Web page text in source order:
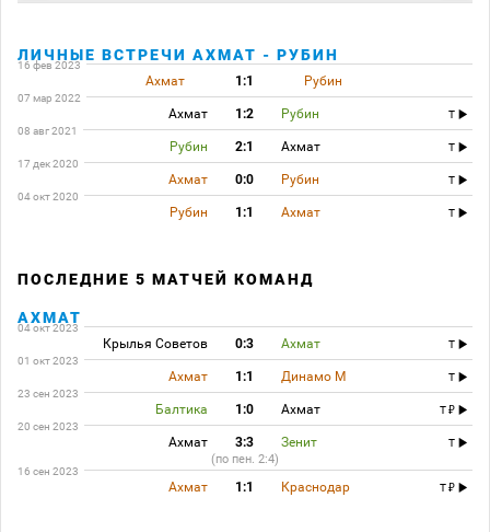
ЛИЧНЫЕ ВСТРЕЧИ АХМАТ - РУБИН
16 фев 2023
Ахмат 1:1 Рубин
07 мар 2022
Ахмат 1:2 Рубин
T
08 авг 2021
Рубин 2:1 Ахмат
T
17 дек 2020
Ахмат 0:0 Рубин
T
04 окт 2020
Рубин 1:1 Ахмат T
ПОСЛЕДНИЕ 5 МАТЧЕЙ КОМАНД
АХМАТ
04 окт 2023
Крылья Советов 0:3 Ахмат
T
01 окт 2023
Ахмат 1:1 Динамо М
T
23 сен 2023
Балтика 1:0 Ахмат
T
20 сен 2023
Ахмат 3:3 Зенит T
(по пен. 2:4)
16 сен 2023
Ахмат 1:1 Краснодар T